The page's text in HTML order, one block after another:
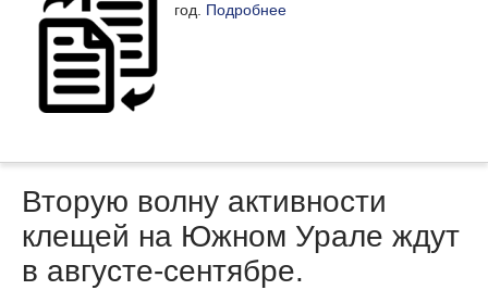
год. Подробнее
Вторую волну активности
клещей на Южном Урале ждут
в августе-сентябре.